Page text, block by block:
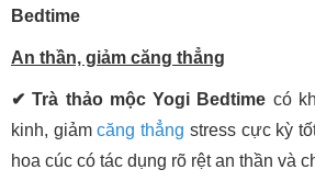
Bedtime
An thần, giảm căng thẳng
✔Trà thảo mộc Yogi Bedtime có
kinh, giảmcăng thẳng stress cực kỳ
hoa cúc có tác dụng rõ rệt an thần và